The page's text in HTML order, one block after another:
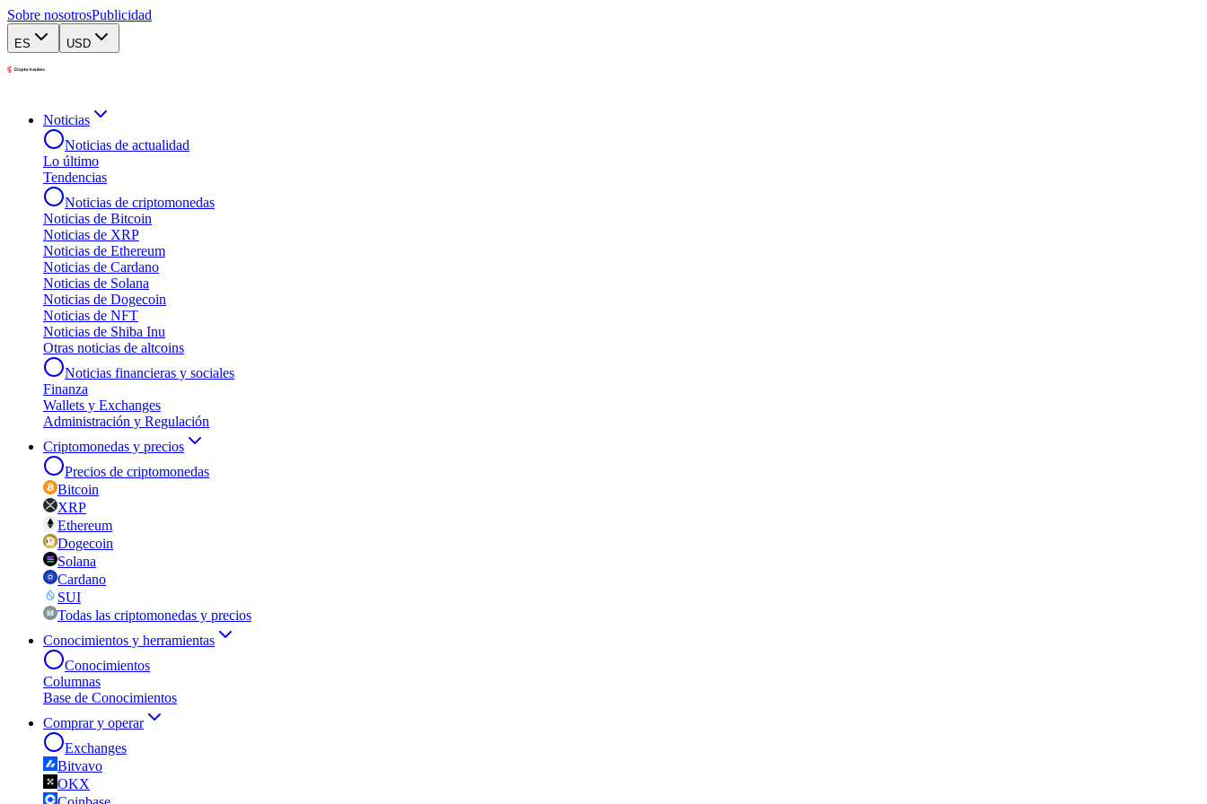
Sobre nosotrosPublicidad
ES USD
Noticias
Noticias de actualidad
Lo último
Tendencias
Noticias de criptomonedas
Noticias de Bitcoin
Noticias de XRP
Noticias de Ethereum
Noticias de Cardano
Noticias de Solana
Noticias de Dogecoin
Noticias de NFT
Noticias de Shiba Inu
Otras noticias de altcoins
Noticias financieras y sociales
Finanza
Wallets y Exchanges
Administración y Regulación
Criptomonedas y precios
Precios de criptomonedas
Bitcoin
XRP
Ethereum
Dogecoin
Solana
Cardano
SUI
Todas las criptomonedas y precios
Conocimientos y herramientas
Conocimientos
Columnas
Base de Conocimientos
Comprar y operar
Exchanges
Bitvavo
OKX